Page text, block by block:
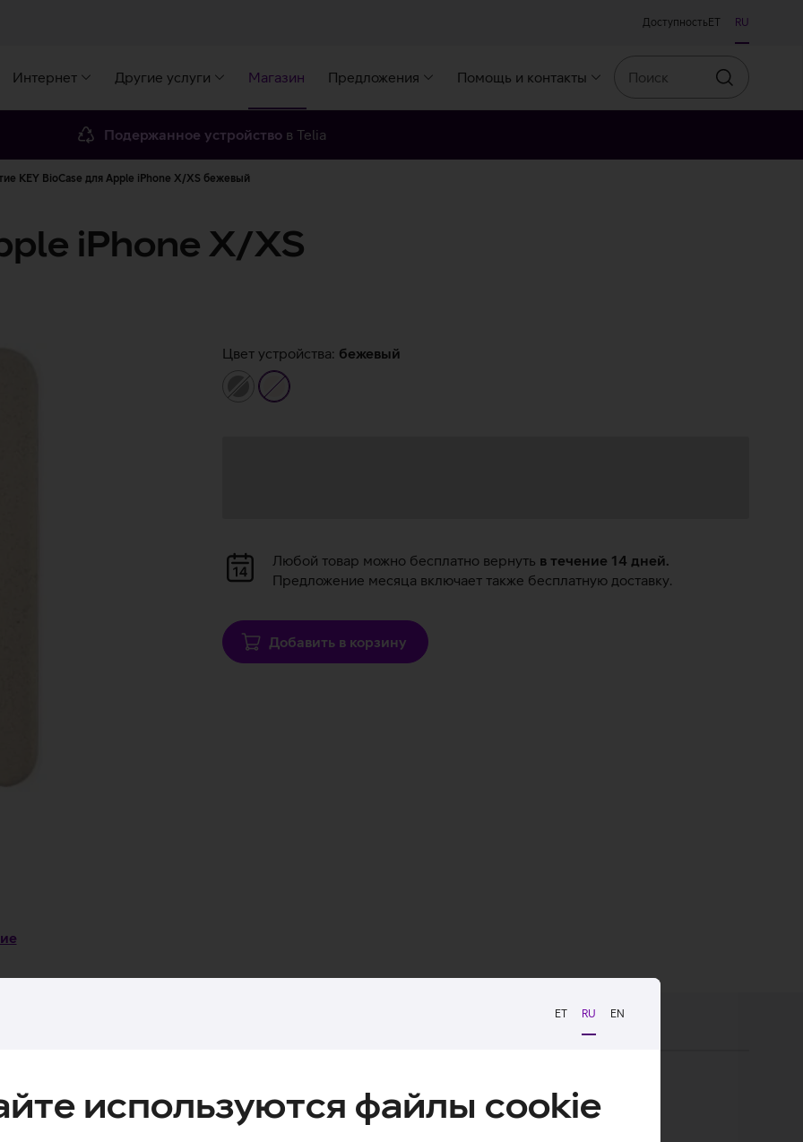
ET RU EN
используются файлы cookie
Доступность ET RU
Интернет Другие услуги Магазин Предложения Помощь и контакты
Искать
Подержанное устройство в Telia
KEY BioCase для Apple iPhone X/XS бежевый
iPhone X/XS
Цвет устройства: бежевый
серыйбежевый
Загрузка
данных
Любой товар можно бесплатно вернуть в течение 14 дней.
Предложение месяца включает также бесплатную доставку.
Добавить в корзину
волокна и перерабатываемого пластика.